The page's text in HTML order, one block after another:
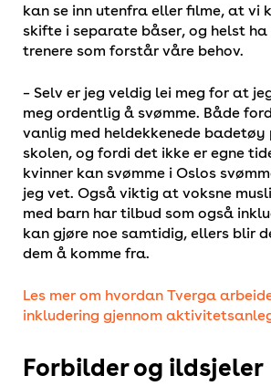
kan se inn utenfra eller filme, at vi
skifte i separate båser, og helst ha
trenere som forstår våre behov.
– Selv er jeg veldig lei meg for at
meg ordentlig å svømme. Både
vanlig med heldekkenede badetøy
skolen, og fordi det ikke er egne
kvinner kan svømme i Oslos
jeg vet. Også viktig at voksne
med barn har tilbud som også
kan gjøre noe samtidig, ellers blir
dem å komme fra.
Les mer om hvordan Tverga
inkludering gjennom
Forbilder og ildsjeler